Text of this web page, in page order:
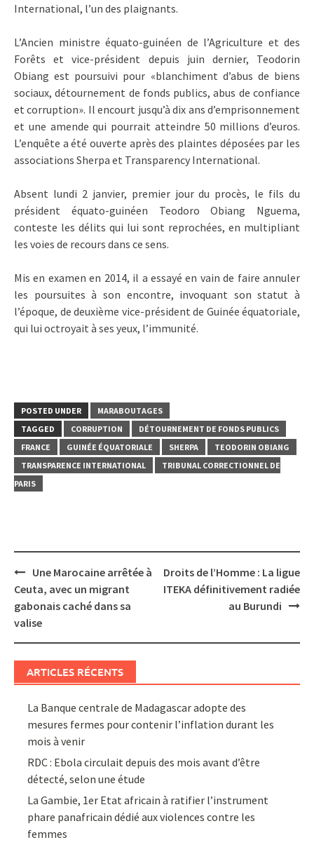
International, l’un des plaignants.
L’Ancien ministre équato-guinéen de l’Agriculture et des
Forêts et vice-président depuis juin dernier, Teodorin
Obiang est poursuivi pour «blanchiment d’abus de biens
sociaux, détournement de fonds publics, abus de confiance
et corruption». Il encourt jusqu’à dix ans d’emprisonnement
et une amende qui pourrait atteindre 50 millions d’euros.
L’enquête a été ouverte après des plaintes déposées par les
associations Sherpa et Transparency International.
Absent lundi 2 janvier, premier jour du procès, le fils du
président équato-guinéen Teodoro Obiang Nguema,
conteste les délits qui lui sont reprochées, en multipliant
les voies de recours dans ce sens.
Mis en examen en 2014, il a essayé en vain de faire annuler
les poursuites à son encontre, invoquant son statut à
l’époque, de deuxième vice-président de Guinée équatoriale,
qui lui octroyait à ses yeux, l’immunité.
POSTED UNDER
MARABOUTAGES
TAGGED
CORRUPTION
DÉTOURNEMENT DE FONDS PUBLICS
FRANCE
GUINÉE ÉQUATORIALE SHERPA
TEODORIN OBIANG
TRANSPARENCE INTERNATIONAL
TRIBUNAL CORRECTIONNEL DE
PARIS
Post
navigation
Une Marocaine arrêtée à
Ceuta, avec un migrant
gabonais caché dans sa
valise
Droits de l’Homme : La ligue
ITEKA définitivement radiée
au Burundi
ARTICLES RÉCENTS
La Banque centrale de Madagascar adopte des
mesures fermes pour contenir l’inflation durant les
mois à venir
RDC : Ebola circulait depuis des mois avant d’être
détecté, selon une étude
La Gambie, 1er Etat africain à ratifier l’instrument
phare panafricain dédié aux violences contre les
femmes